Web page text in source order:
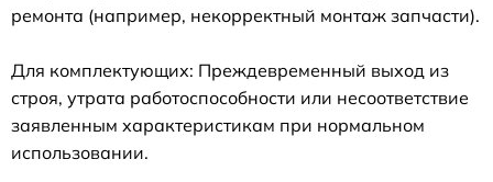
ремонта (например, некорректный монтаж запчасти).
Для комплектующих: Преждевременный выход из
строя, утрата работоспособности или несоответствие
заявленным характеристикам при нормальном
использовании.